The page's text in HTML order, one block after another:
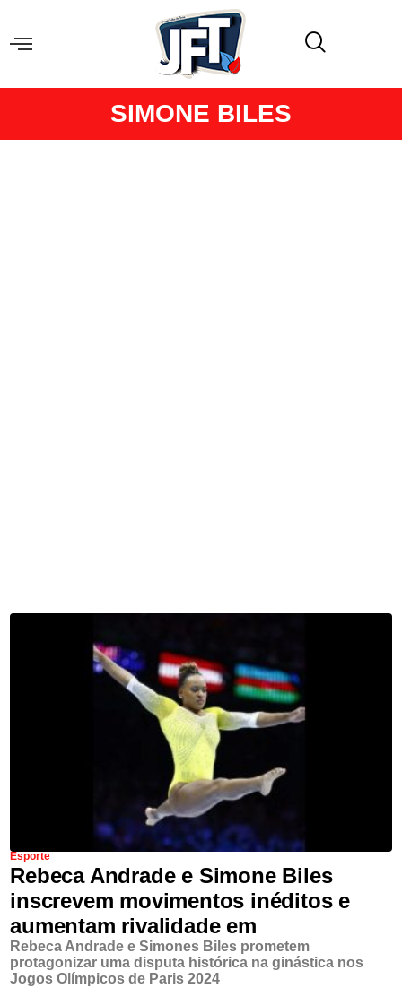
SIMONE BILES
Esporte
Rebeca Andrade e Simone Biles
inscrevem movimentos inéditos e
aumentam rivalidade em
Rebeca Andrade e Simones Biles prometem
protagonizar uma disputa histórica na ginástica nos
Jogos Olímpicos de Paris 2024